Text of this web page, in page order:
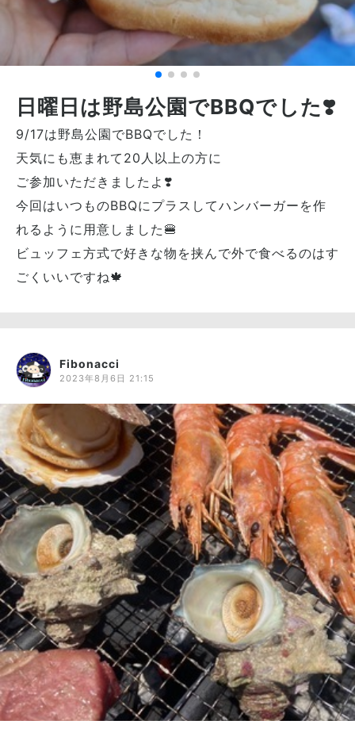
日曜日は野島公園でBBQでした❣️
9/17は野島公園でBBQでした！
天気にも恵まれて20人以上の方に
ご参加いただきましたよ❣️
今回はいつものBBQにプラスしてハンバーガーを作
れるように用意しました🍔
ビュッフェ方式で好きな物を挟んで外で食べるのはす
ごくいいですね🍁
Fibonacci
2023年8月6日 21:15